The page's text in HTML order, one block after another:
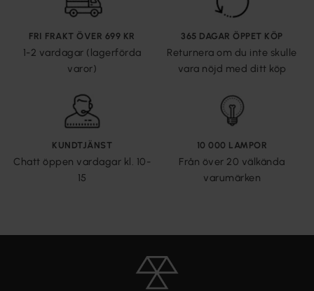
FRI FRAKT ÖVER 699 KR
1-2 vardagar (lagerförda
varor)
365 DAGAR ÖPPET KÖP
Returnera om du inte skulle
vara nöjd med ditt köp
KUNDTJÄNST
Chatt öppen vardagar kl. 10-
15
10 000 LAMPOR
Från över 20 välkända
varumärken